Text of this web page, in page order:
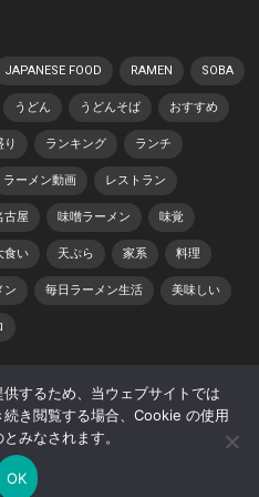
JAPANESE FOOD RAMEN SOBA
うどん うどんそば おすすめ
り ランキング ランチ
ラーメン動画 レストラン
古屋 味噌ラーメン 味覚
食い 天ぷら 家系 料理
ン 毎日ラーメン生活 美味しい
-WordPress Video Theme by
いて
マップ
するため、当ウェブサイトでは
き閲覧する場合、Cookie の使用
みなされます。
OK